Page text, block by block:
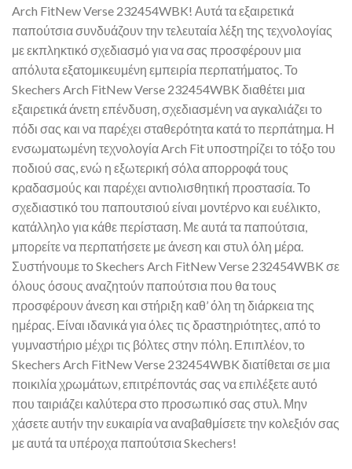
Arch FitNew Verse 232454WBK! Αυτά τα εξαιρετικά
παπούτσια συνδυάζουν την τελευταία λέξη της τεχνολογίας
με εκπληκτικό σχεδιασμό για να σας προσφέρουν μια
απόλυτα εξατομικευμένη εμπειρία περπατήματος. Το
Skechers Arch FitNew Verse 232454WBK διαθέτει μια
εξαιρετικά άνετη επένδυση, σχεδιασμένη να αγκαλιάζει το
πόδι σας και να παρέχει σταθερότητα κατά το περπάτημα. Η
ενσωματωμένη τεχνολογία Arch Fit υποστηρίζει το τόξο του
ποδιού σας, ενώ η εξωτερική σόλα απορροφά τους
κραδασμούς και παρέχει αντιολισθητική προστασία. Το
σχεδιαστικό του παπουτσιού είναι μοντέρνο και ευέλικτο,
κατάλληλο για κάθε περίσταση. Με αυτά τα παπούτσια,
μπορείτε να περπατήσετε με άνεση και στυλ όλη μέρα.
Συστήνουμε το Skechers Arch FitNew Verse 232454WBK σε
όλους όσους αναζητούν παπούτσια που θα τους
προσφέρουν άνεση και στήριξη καθ’ όλη τη διάρκεια της
ημέρας. Είναι ιδανικά για όλες τις δραστηριότητες, από το
γυμναστήριο μέχρι τις βόλτες στην πόλη. Επιπλέον, το
Skechers Arch FitNew Verse 232454WBK διατίθεται σε μια
ποικιλία χρωμάτων, επιτρέποντάς σας να επιλέξετε αυτό
που ταιριάζει καλύτερα στο προσωπικό σας στυλ. Μην
χάσετε αυτήν την ευκαιρία να αναβαθμίσετε την κολεξιόν σας
με αυτά τα υπέροχα παπούτσια Skechers!